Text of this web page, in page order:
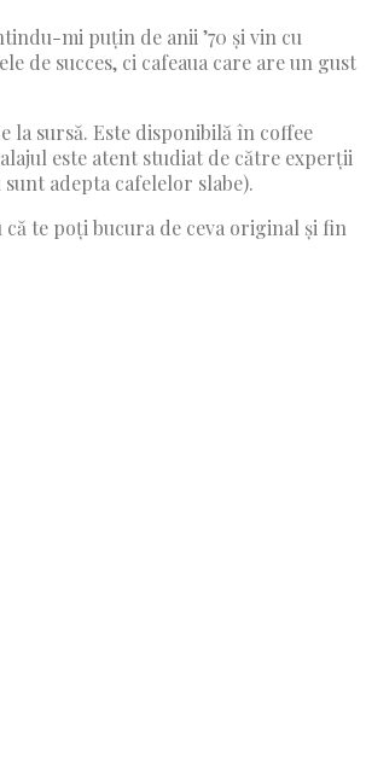
mi puțin de anii ’70 și vin cu
de succes, ci cafeaua care are un gust
la sursă. Este disponibilă în coffee
este atent studiat de către experții
adepta cafelelor slabe).
că te poți bucura de ceva original și fin